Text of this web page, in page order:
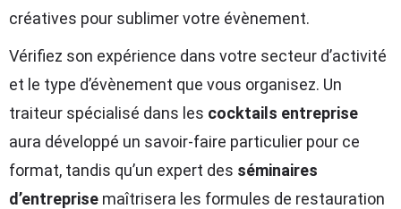
créatives pour sublimer votre évènement.
Vérifiez son expérience dans votre secteur d’activité
et le type d’évènement que vous organisez. Un
traiteur spécialisé dans les cocktails entreprise
aura développé un savoir-faire particulier pour ce
format, tandis qu’un expert des séminaires
d’entreprise maîtrisera les formules de restauration